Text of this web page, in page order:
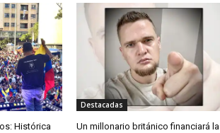
Histórica
Destacadas
Un millonario británico financiará la